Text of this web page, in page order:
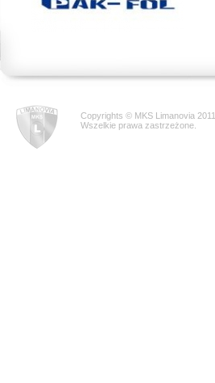
Copyrights © MKS Limanovia 2011
Wszelkie prawa zastrzeżone.